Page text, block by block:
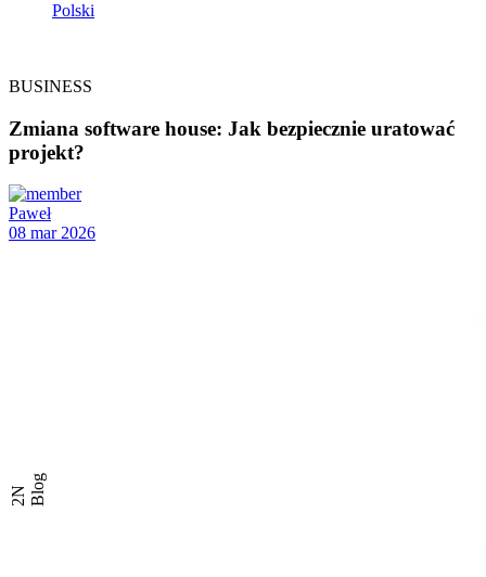
Polski
2N Blog
BUSINESS
Zmiana software house: Jak bezpiecznie uratować
projekt?
Paweł
08 mar 2026